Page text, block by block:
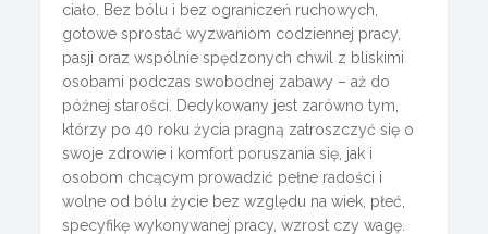
ciało. Bez bólu i bez ograniczeń ruchowych,
gotowe sprostać wyzwaniom codziennej pracy,
pasji oraz wspólnie spędzonych chwil z bliskimi
osobami podczas swobodnej zabawy – aż do
późnej starości. Dedykowany jest zarówno tym,
którzy po 40 roku życia pragną zatroszczyć się o
swoje zdrowie i komfort poruszania się, jak i
osobom chcącym prowadzić pełne radości i
wolne od bólu życie bez względu na wiek, płeć,
specyfikę wykonywanej pracy, wzrost czy wagę.